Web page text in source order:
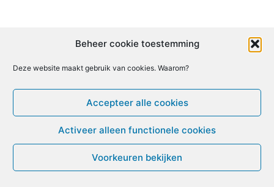
Beheer cookie toestemming
Deze website maakt gebruik van cookies. Waarom?
Accepteer alle cookies
Activeer alleen functionele cookies
Voorkeuren bekijken